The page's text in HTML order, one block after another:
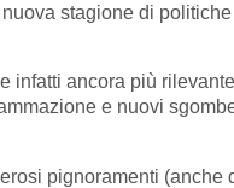
stagione di
infatti ancora più
e nuovi
pignoramenti